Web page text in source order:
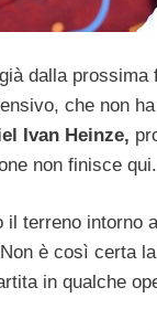
dalla prossima
che non
Ivan Heinze,
non finisce qui.
il terreno intorno
è così certa
in qualche